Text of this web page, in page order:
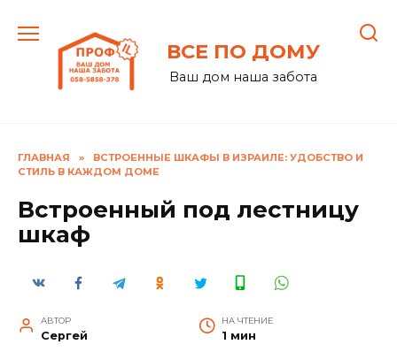
содержанию
ВСЕ ПО ДОМУ
Ваш дом наша забота
ГЛАВНАЯ »
ВСТРОЕННЫЕ ШКАФЫ В ИЗРАИЛЕ: УДОБСТВО И
СТИЛЬ В КАЖДОМ ДОМЕ
Встроенный под лестницу
шкаф
АВТОР
Сергей
НА ЧТЕНИЕ
1 мин